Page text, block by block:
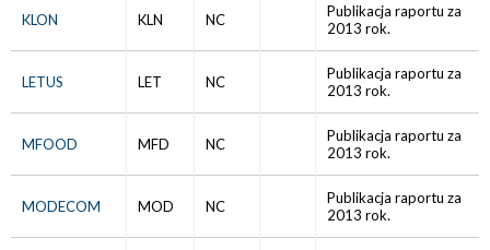
KLON KLN NC
Publikacja raportu za
2013 rok.
LETUS LET NC
Publikacja raportu za
2013 rok.
MFOOD MFD NC
Publikacja raportu za
2013 rok.
MODECOM MOD NC
Publikacja raportu za
2013 rok.